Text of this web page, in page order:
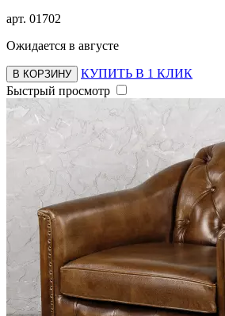
арт. 01702
Ожидается в августе
В КОРЗИНУ
КУПИТЬ В 1 КЛИК
Быстрый просмотр